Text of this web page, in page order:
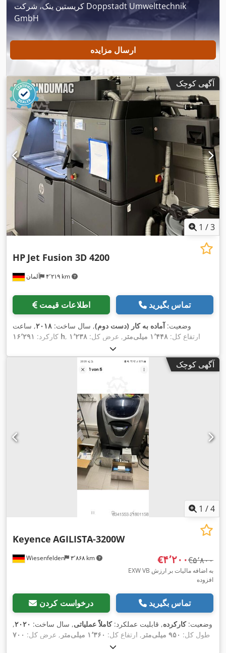
کریستین ینک، شرکت Doppstadt Umwelttechnik
GmbH
ارسال مزایده
آگهی کوچک
1 /3
آلمان ۴٬۲۱۹ km
HP Jet Fusion 3D 4200
اطلاعات قیمت تماس بگیرید
وضعیت: آماده به کار (دست دوم), سال ساخت: ۲۰۱۸, ساعت
کارکرد: ۱۶٬۲۹۱ h , ارتفاع کل: ۱٬۴۴۸ میلی‌متر , عرض کل: ۱٬۲۳۸
, مسافت جابجایی محور X:
محصول:۲٬۲۱۰ میلی‌متر , تعداد محور:۳ ,
آگهی کوچک
1 /4
Wiesenfelden ۳٬۸۶۸ km
Keyence AGILISTA-3200W
‎€۴٬۲۰۰ ‎€۵٬۸۰۰
EXW VB به اضافه مالیات بر ارزش
افزوده
درخواست کردن تماس بگیرید
وضعیت:کارکرده, قابلیت عملکرد:کاملاً عملیاتی, سال ساخت: ۲۰۲۰,
طول کل: ۹۵۰ میلی‌متر , ارتفاع کل: ۱٬۳۶۰ میلی‌متر , عرض کل: ۷۰۰
, وزن کل:۱۸۸ کیلوگرم